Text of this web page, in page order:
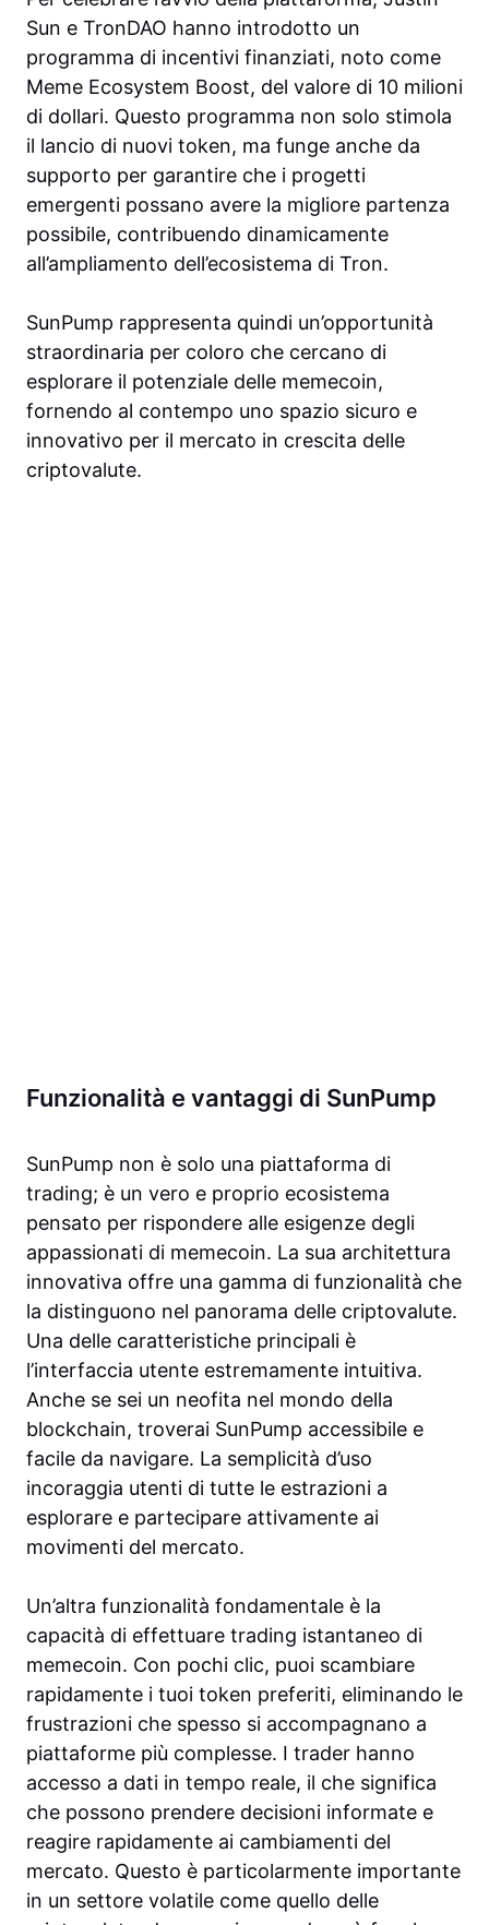
Sun e TronDAO hanno introdotto un
programma di incentivi finanziati, noto come
Meme Ecosystem Boost, del valore di 10 milioni
di dollari. Questo programma non solo stimola
il lancio di nuovi token, ma funge anche da
supporto per garantire che i progetti
emergenti possano avere la migliore partenza
possibile, contribuendo dinamicamente
all’ampliamento dell’ecosistema di Tron.
SunPump rappresenta quindi un’opportunità
straordinaria per coloro che cercano di
esplorare il potenziale delle memecoin,
fornendo al contempo uno spazio sicuro e
innovativo per il mercato in crescita delle
criptovalute.
Funzionalità e vantaggi di SunPump
SunPump non è solo una piattaforma di
trading; è un vero e proprio ecosistema
pensato per rispondere alle esigenze degli
appassionati di memecoin. La sua architettura
innovativa offre una gamma di funzionalità che
la distinguono nel panorama delle criptovalute.
Una delle caratteristiche principali è
l’interfaccia utente estremamente intuitiva.
Anche se sei un neofita nel mondo della
blockchain, troverai SunPump accessibile e
facile da navigare. La semplicità d’uso
incoraggia utenti di tutte le estrazioni a
esplorare e partecipare attivamente ai
movimenti del mercato.
Un’altra funzionalità fondamentale è la
capacità di effettuare trading istantaneo di
memecoin. Con pochi clic, puoi scambiare
rapidamente i tuoi token preferiti, eliminando le
frustrazioni che spesso si accompagnano a
piattaforme più complesse. I trader hanno
accesso a dati in tempo reale, il che significa
che possono prendere decisioni informate e
reagire rapidamente ai cambiamenti del
mercato. Questo è particolarmente importante
in un settore volatile come quello delle